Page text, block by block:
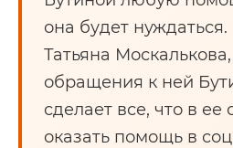
она будет
Татьяна
обращения к ней
сделает все, что в ее
оказать помощь в